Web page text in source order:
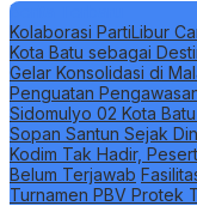
Berita Terbaru
Kolaborasi PartiLibur
Kota Batu sebagai
Gelar Konsolidasi di
Penguatan
Sidomulyo 02 Kota
Sopan Santun Sejak
Kodim Tak Hadir,
Belum Terjawab
Turnamen PBV Protek